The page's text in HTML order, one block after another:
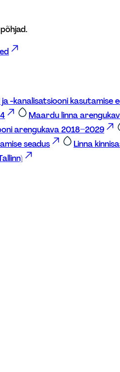
-kanalisatsiooni kasutamise
Maardu linna
arengukava 2018–2029
seadus
Linna